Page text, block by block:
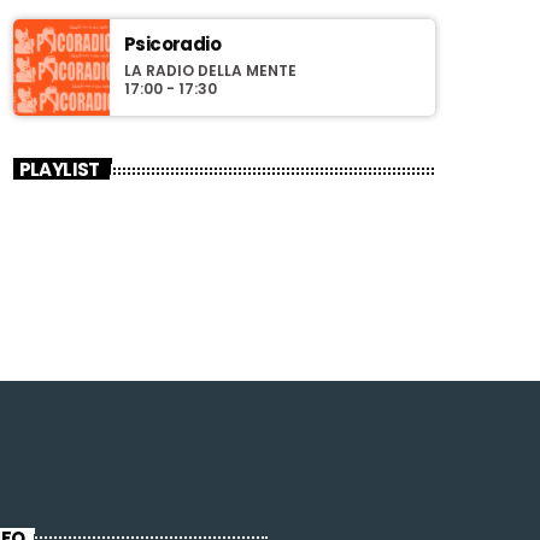
Psicoradio
LA RADIO DELLA MENTE
17:00 - 17:30
PLAYLIST